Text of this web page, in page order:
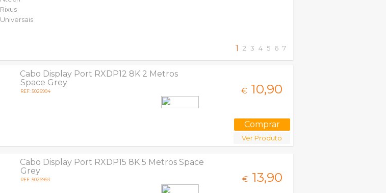
Rixus
Universais
1 2 3 4 5 6 7
Cabo Display Port RXDP12 8K 2 Metros
Space Grey
REF: 5026994 € 10,90
Ver Produto
Cabo Display Port RXDP15 8K 5 Metros Space
Grey
REF: 5026993 € 13,90